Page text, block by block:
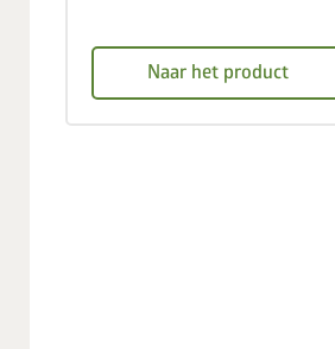
Naar het product
Deal: 50% op